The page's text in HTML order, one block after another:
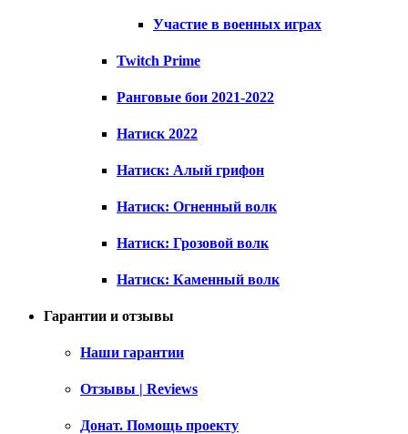
Участие в военных играх
Twitch Prime
Ранговые бои 2021-2022
Натиск 2022
Натиск: Алый грифон
Натиск: Огненный волк
Натиск: Грозовой волк
Натиск: Каменный волк
Гарантии и отзывы
Наши гарантии
Отзывы | Reviews
Донат. Помощь проекту